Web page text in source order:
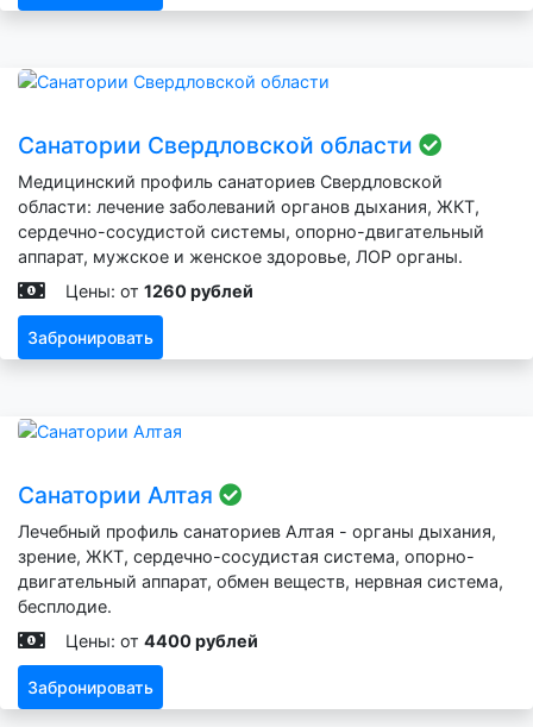
Санатории Свердловской области
Медицинский профиль санаториев Свердловской
области: лечение заболеваний органов дыхания, ЖКТ,
сердечно-сосудистой системы, опорно-двигательный
аппарат, мужское и женское здоровье, ЛОР органы.
Цены: от 1260 рублей
Забронировать
Санатории Алтая
Лечебный профиль санаториев Алтая - органы дыхания,
зрение, ЖКТ, сердечно-сосудистая система, опорно-
двигательный аппарат, обмен веществ, нервная система,
бесплодие.
Цены: от 4400 рублей
Забронировать